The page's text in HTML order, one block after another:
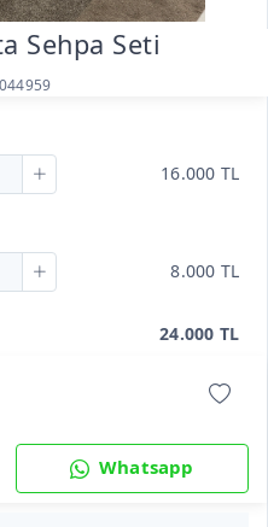
Sehpa Seti
16.000 TL
8.000 TL
24.000 TL
Whatsapp